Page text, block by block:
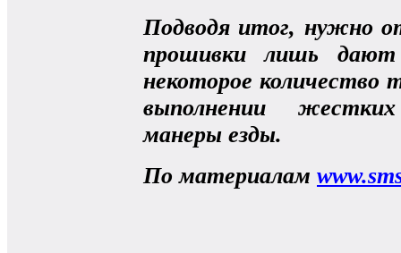
Подводя итог, нужно
прошивки лишь дают
некоторое количество
выполнении
манеры езды.
По материалам